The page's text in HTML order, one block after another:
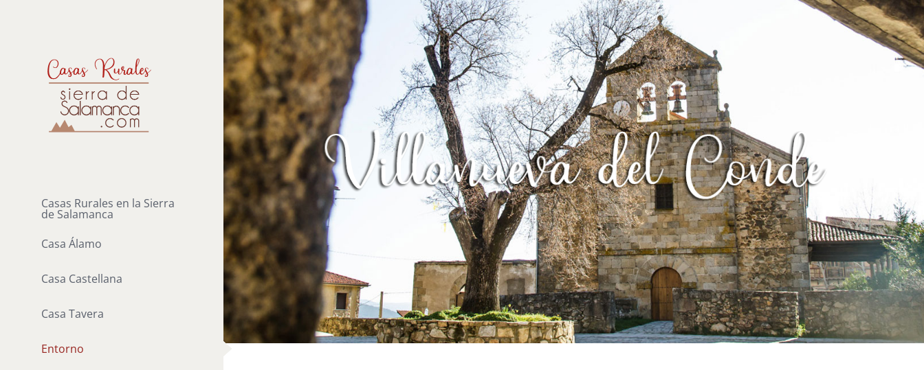
Casas Rurales en la Sierra
de Salamanca
Casa Álamo
Casa Castellana
Casa Tavera
Entorno